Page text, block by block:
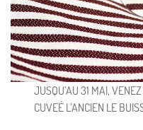
JUSQU’AU 31 MAI,
CUVEÉ L’ANCIEN LE